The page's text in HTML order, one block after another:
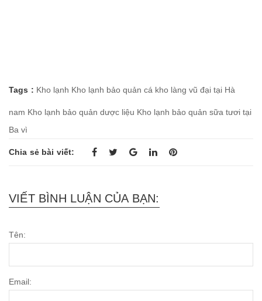
Tags : Kho lạnh Kho lạnh bảo quản cá kho làng vũ đại tại Hà
nam Kho lạnh bảo quản dược liệu Kho lạnh bảo quản sữa tươi tại
Ba vì
Chia sẻ bài viết:
VIẾT BÌNH LUẬN CỦA BẠN:
Tên:
Email: